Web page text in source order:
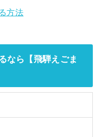
方法
なら【飛騨えごま